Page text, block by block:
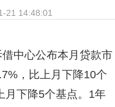
21 14:48:01
中心公布本月贷款市
，比上月下降10个
月下降5个基点。1年